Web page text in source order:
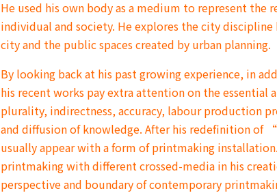
He used his own body as a medium to represent the
individual and society. He explores the city
city and the public spaces created by urban planning.
By looking back at his past growing experience, in
his recent works pay extra attention on the essential
plurality, indirectness, accuracy, labour production
and diffusion of knowledge. After his redefinition of
usually appear with a form of printmaking
printmaking with different crossed-media in his
perspective and boundary of contemporary